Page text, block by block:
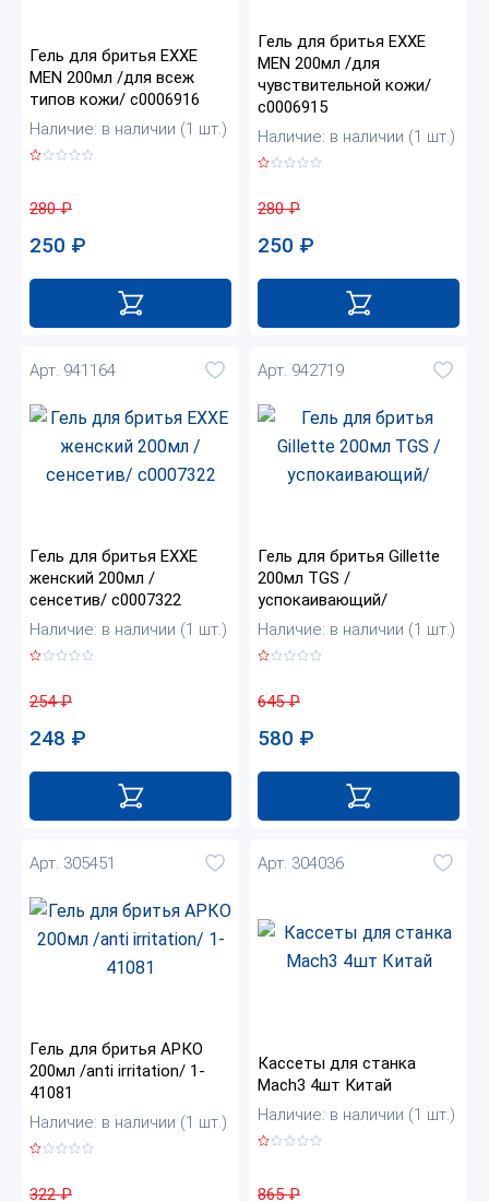
Гель для бритья EXXE
MEN 200мл /для всеж
типов кожи/ с0006916
Наличие: в наличии (1 шт.)
280₽
250 ₽
Гель для бритья EXXE
MEN 200мл /для
чувствительной кожи/
с0006915
Наличие: в наличии (1 шт.)
280₽
250 ₽
Арт. 941164
Гель для бритья EXXE
женский 200мл /
сенсетив/ с0007322
Наличие: в наличии (1 шт.)
254₽
248 ₽
Арт. 942719
Гель для бритья Gillette
200мл TGS /
успокаивающий/
Наличие: в наличии (1 шт.)
645₽
580 ₽
Арт. 305451
Гель для бритья АРКО
200мл /anti irritation/ 1-
41081
Наличие: в наличии (1 шт.)
322₽
Арт. 304036
Кассеты для станка
Mach3 4шт Китай
Наличие: в наличии (1 шт.)
865₽